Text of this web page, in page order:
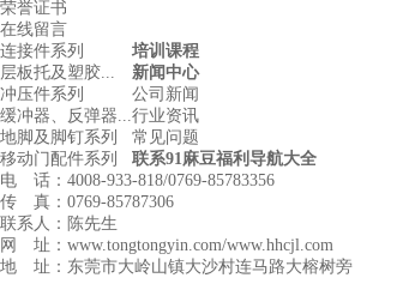
荣誉证书
在线留言
培训课程
连接件系列
层板托及塑胶...
冲压件系列
缓冲器、反弹器...
地脚及脚钉系列
移动门配件系列
新闻中心
公司新闻
行业资讯
常见问题
联系91麻豆福利导航大全
电 话：4008-933-818/0769-85783356
传 真：0769-85787306
联系人：陈先生
网 址：www.tongtongyin.com/www.hhcjl.com
地 址：东莞市大岭山镇大沙村连马路大榕树旁